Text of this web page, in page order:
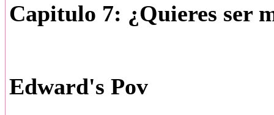
Capitulo 7: ¿Quieres ser
Edward's Pov